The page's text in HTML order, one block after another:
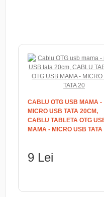
CABLU OTG USB MAMA -
MICRO USB TATA 20CM,
CABLU TABLETA OTG
MAMA - MICRO USB TATA
9 Lei